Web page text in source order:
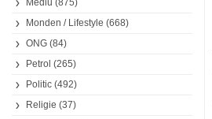
Mediu (875)
Monden / Lifestyle (668)
ONG (84)
Petrol (265)
Politic (492)
Religie (37)